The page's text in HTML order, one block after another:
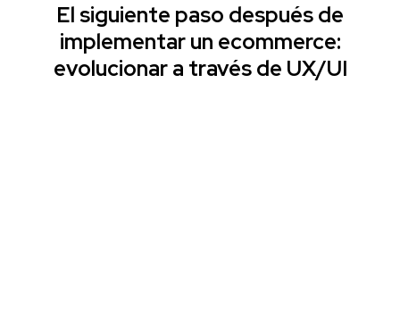
El siguiente paso después de
implementar un ecommerce:
evolucionar a través de UX/UI